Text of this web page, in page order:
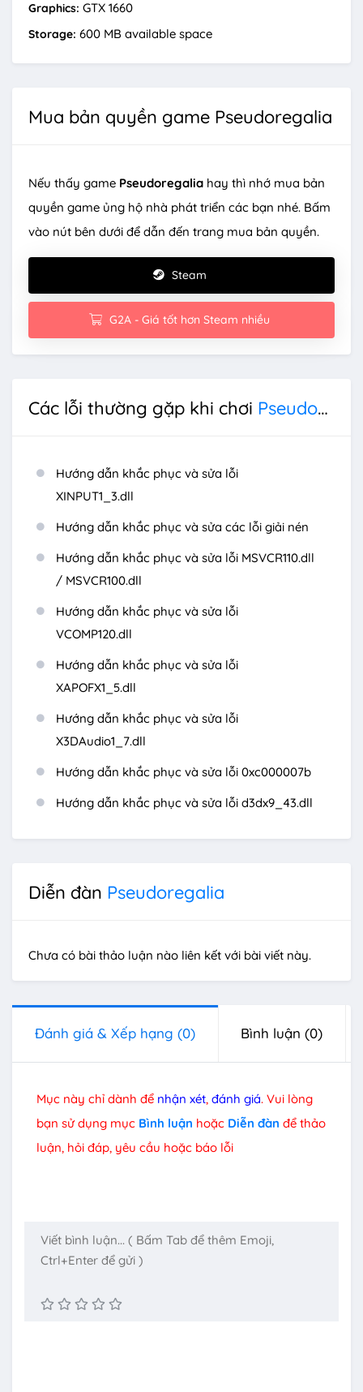
Graphics: GTX 1660
Storage: 600 MB available space
Mua bản quyền game Pseudoregalia
Nếu thấy game Pseudoregalia hay thì nhớ mua bản
quyền game ủng hộ nhà phát triển các bạn nhé. Bấm
vào nút bên dưới để dẫn đến trang mua bản quyền.
Steam
G2A - Giá tốt hơn Steam nhiều
Các lỗi thường gặp khi chơi Pseudoregalia
Hướng dẫn khắc phục và sửa lỗi
XINPUT1_3.dll
Hướng dẫn khắc phục và sửa các lỗi giải nén
Hướng dẫn khắc phục và sửa lỗi MSVCR110.dll
/ MSVCR100.dll
Hướng dẫn khắc phục và sửa lỗi
VCOMP120.dll
Hướng dẫn khắc phục và sửa lỗi
XAPOFX1_5.dll
Hướng dẫn khắc phục và sửa lỗi
X3DAudio1_7.dll
Hướng dẫn khắc phục và sửa lỗi 0xc000007b
Hướng dẫn khắc phục và sửa lỗi d3dx9_43.dll
Diễn đàn Pseudoregalia
Chưa có bài thảo luận nào liên kết với bài viết này.
Đánh giá & Xếp hạng (0) Bình luận (0)
Mục này chỉ dành để nhận xét, đánh giá. Vui lòng
bạn sử dụng mục Bình luận hoặc Diễn đàn để thảo
luận, hỏi đáp, yêu cầu hoặc báo lỗi